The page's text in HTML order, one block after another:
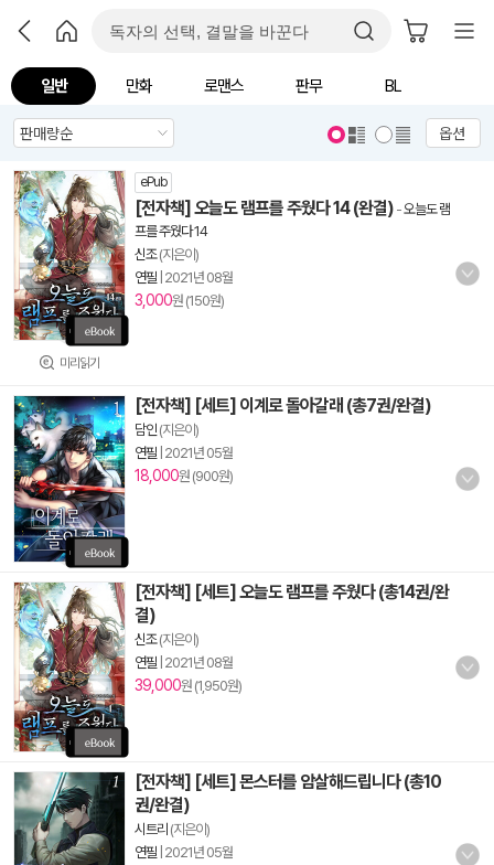
일반 만화 로맨스 판무 BL
옵션
미리읽기
ePub
[전자책] 오늘도 램프를 주웠다 14 (완결) -오늘도 램
프를 주웠다 14
신조(지은이)
연필 2021년 08월
3,000원 (150원)
[전자책] [세트] 이계로 돌아갈래 (총7권/완결)
담인 (지은이)
연필 2021년 05월
18,000원 (900원)
[전자책] [세트] 오늘도 램프를 주웠다 (총14권/완
결)
신조(지은이)
연필 2021년 08월
39,000원 (1,950원)
[전자책] [세트] 몬스터를 암살해드립니다 (총10
권/완결)
시트리 (지은이)
연필 2021년 05월